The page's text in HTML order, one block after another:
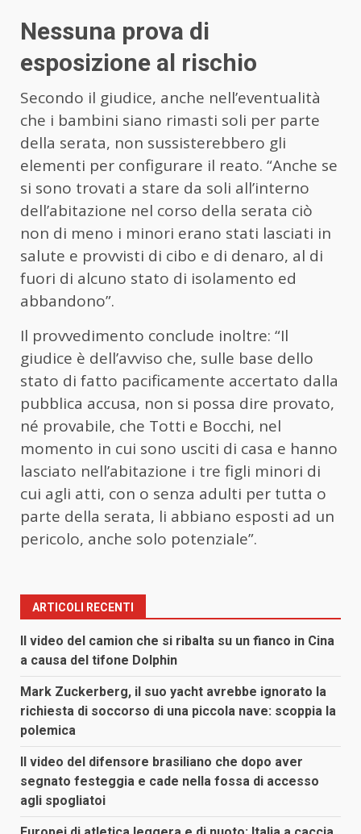
Nessuna prova di
esposizione al rischio
Secondo il giudice, anche nell’eventualità
che i bambini siano rimasti soli per parte
della serata, non sussisterebbero gli
elementi per configurare il reato. “Anche se
si sono trovati a stare da soli all’interno
dell’abitazione nel corso della serata ciò
non di meno i minori erano stati lasciati in
salute e provvisti di cibo e di denaro, al di
fuori di alcuno stato di isolamento ed
abbandono”.
Il provvedimento conclude inoltre: “Il
giudice è dell’avviso che, sulle base dello
stato di fatto pacificamente accertato dalla
pubblica accusa, non si possa dire provato,
né provabile, che Totti e Bocchi, nel
momento in cui sono usciti di casa e hanno
lasciato nell’abitazione i tre figli minori di
cui agli atti, con o senza adulti per tutta o
parte della serata, li abbiano esposti ad un
pericolo, anche solo potenziale”.
ARTICOLI RECENTI
Il video del camion che si ribalta su un fianco in Cina
a causa del tifone Dolphin
Mark Zuckerberg, il suo yacht avrebbe ignorato la
richiesta di soccorso di una piccola nave: scoppia la
polemica
Il video del difensore brasiliano che dopo aver
segnato festeggia e cade nella fossa di accesso
agli spogliatoi